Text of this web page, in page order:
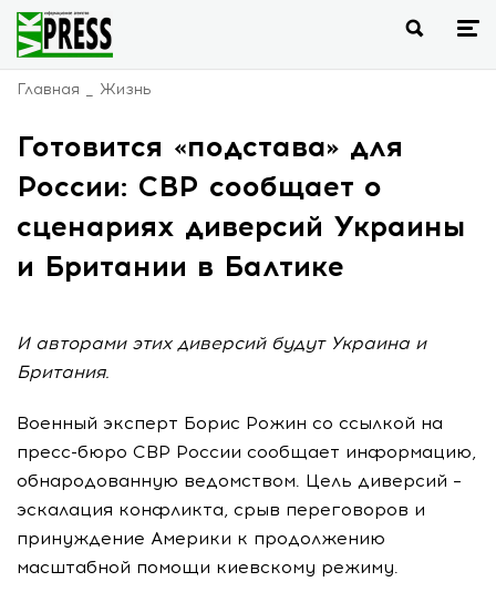
Главная Жизнь
Готовится «подстава» для
России: СВР сообщает о
сценариях диверсий Украины
и Британии в Балтике
И авторами этих диверсий будут Украина и
Британия.
Военный эксперт Борис Рожин со ссылкой на
пресс-бюро СВР России сообщает информацию,
обнародованную ведомством. Цель диверсий –
эскалация конфликта, срыв переговоров и
принуждение Америки к продолжению
масштабной помощи киевскому режиму.